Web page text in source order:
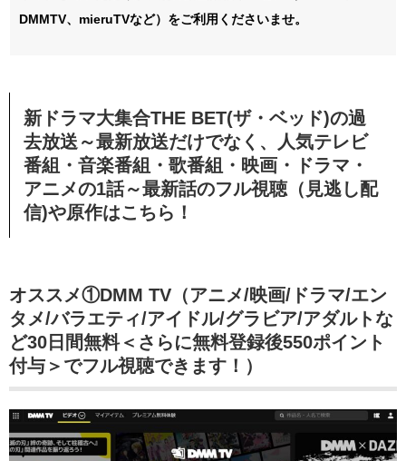
DMMTV、mieruTVなど）をご利用くださいませ。
新ドラマ大集合THE BET(ザ・ベッド)の過
去放送～最新放送だけでなく、人気テレビ
番組・音楽番組・歌番組・映画・ドラマ・
アニメの1話～最新話のフル視聴（見逃し配
信)や原作はこちら！
オススメ①DMM TV（アニメ/映画/ドラマ/エン
タメ/バラエティ/アイドル/グラビア/アダルトな
ど30日間無料＜さらに無料登録後550ポイント
付与＞でフル視聴できます！）